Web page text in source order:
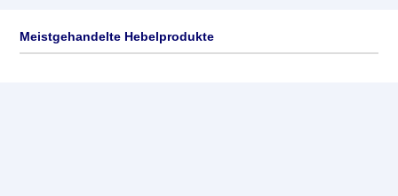
Meistgehandelte Hebelprodukte